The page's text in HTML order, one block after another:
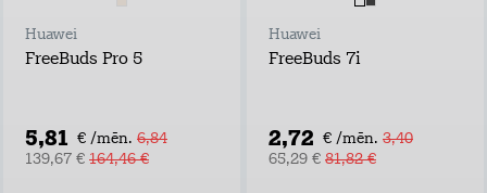
Huawei
FreeBuds Pro 5
5,81 € /mēn. 6,84
139,67 € 164,46 €
Huawei
FreeBuds 7i
2,72 € /mēn. 3,40
65,29 € 81,82 €